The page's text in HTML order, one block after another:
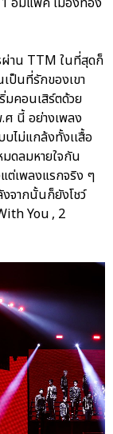
ผ่าน TTM ในที่สุดก็
ป็นที่รักของเขา
มคอนเสิร์ตด้วย
ศ นี้ อย่างเพลง
ไม่แกล้งทั้งเเสื้อ
มดลมหายใจกัน
ต่เพลงแรกจริง ๆ
จากนั้นก็ยังโชว์
You , 2